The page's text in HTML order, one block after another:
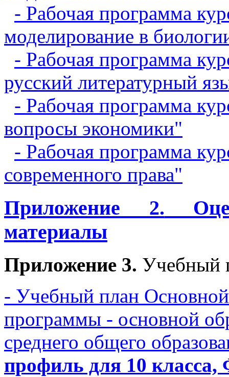
- Рабочая программа
моделирование в
- Рабочая программа
русский литературный
- Рабочая программа
вопросы экономики"
- Рабочая программа
современного права"
Приложение 2.
материалы
Приложение 3.
- Учебный план
программы - основной
среднего общего
профиль для 10